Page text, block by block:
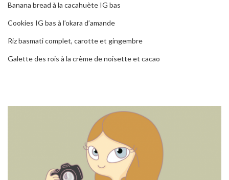
Banana bread à la cacahuète IG bas
Cookies IG bas à l’okara d’amande
Riz basmati complet, carotte et gingembre
Galette des rois à la crème de noisette et cacao